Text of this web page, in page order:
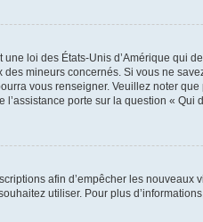
loi des États-Unis d’Amérique
mineurs concernés. Si vous ne
vous renseigner. Veuillez noter
porte sur la question «
afin d’empêcher les
utiliser. Pour plus